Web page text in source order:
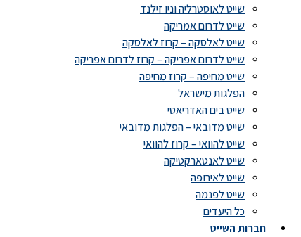
שייט לאוסטרליה וניו זילנד
שייט לדרום אמריקה
שייט לאלסקה – קרוז לאלסקה
שייט לדרום אפריקה – קרוז לדרום אפריקה
שייט מחיפה – קרוז מחיפה
הפלגות מישראל
שייט בים האדריאטי
שייט מדובאי – הפלגות מדובאי
שייט להוואי – קרוז להוואי
שייט לאנטארקטיקה
שייט לאירופה
שייט לפנמה
כל היעדים
חברות השייט